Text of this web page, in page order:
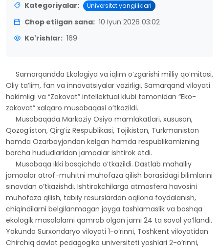
Kategoriyalar: Universitet yangiliklari
Chop etilgan sana: 10 Iyun 2026 03:02
Ko'rishlar: 169
Samarqandda Ekologiya va iqlim o’zgarishi milliy qo’mitasi,
Oliy ta’lim, fan va innovatsiyalar vazirligi, Samarqand viloyati
hokimligi va “Zakovat” intellektual klubi tomonidan “Eko-
zakovat” xalqaro musobaqasi o’tkazildi.
Musobaqada Markaziy Osiyo mamlakatlari, xususan,
Qozog’iston, Qirg’iz Respublikasi, Tojikiston, Turkmaniston
hamda Ozarbayjondan kelgan hamda respublikamizning
barcha hududlaridan jamoalar ishtirok etdi.
Musobaqa ikki bosqichda o’tkazildi. Dastlab mahalliy
jamoalar atrof-muhitni muhofaza qilish borasidagi bilimlarini
sinovdan o’tkazishdi. Ishtirokchilarga atmosfera havosini
muhofaza qilish, tabiiy resurslardan oqilona foydalanish,
chiqindilarni belgilanmagan joyga tashlamaslik va boshqa
ekologik masalalarni qamrab olgan jami 24 ta savol yo’llandi.
Yakunda Surxondaryo viloyati 1-o’rinni, Toshkent viloyatidan
Chirchiq davlat pedagogika universiteti yoshlari 2-o’rinni,